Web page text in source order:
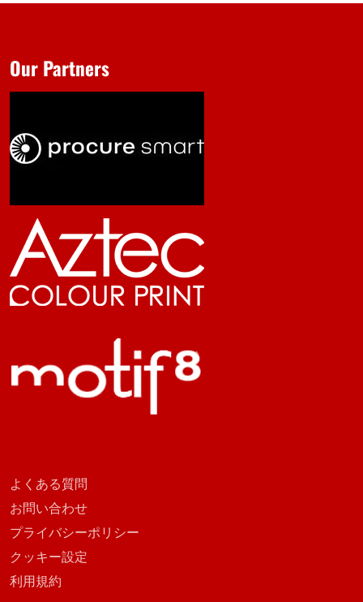
よくある質問
お問い合わせ
プライバシーポリシー
クッキー設定
利用規約
Our Partners